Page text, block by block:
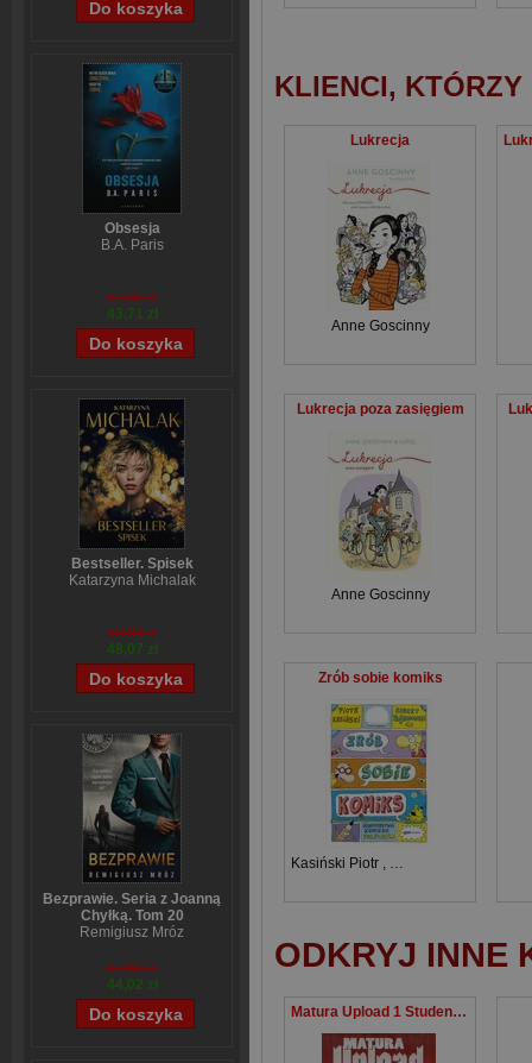
Obsesja
B.A. Paris
54,39 zł
43,71 zł
Bestseller. Spisek
Katarzyna Michalak
59,84 zł
48,07 zł
Bezprawie. Seria z Joanną
Chyłką. Tom 20
Remigiusz Mróz
57,60 zł
44,02 zł
KLIENCI,
Lukrecja
Anne Goscinny
Lukrecja poza zasięgiem
Anne Goscinny
Zrób sobie komiks
Kasiński Piotr
ODKRYJ INNE
Matura Upload 1 Student's Book + 2 CD